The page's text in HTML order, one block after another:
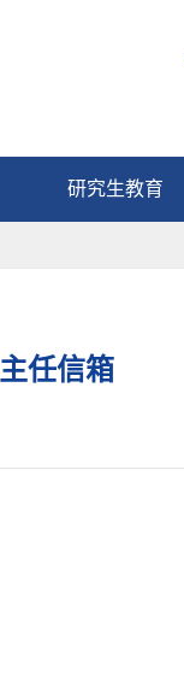
研究生教育
主任信箱